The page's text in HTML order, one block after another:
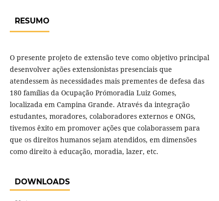
RESUMO
O presente projeto de extensão teve como objetivo principal
desenvolver ações extensionistas presenciais que
atendessem às necessidades mais prementes de defesa das
180 famílias da Ocupação Prómoradia Luiz Gomes,
localizada em Campina Grande. Através da integração
estudantes, moradores, colaboradores externos e ONGs,
tivemos êxito em promover ações que colaborassem para
que os direitos humanos sejam atendidos, em dimensões
como direito à educação, moradia, lazer, etc.
DOWNLOADS